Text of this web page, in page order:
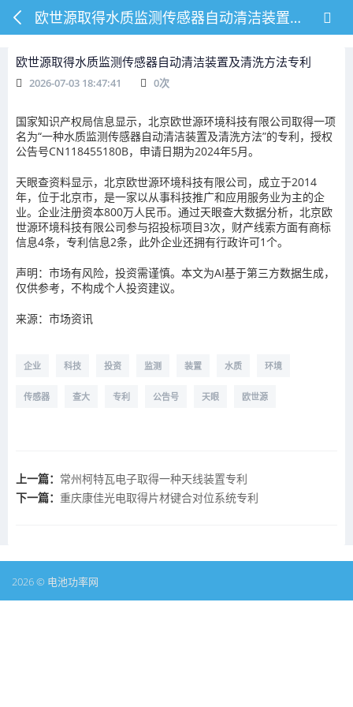
欧世源取得水质监测传感器自动清洁装置及清洗方法专利
欧世源取得水质监测传感器自动清洁装置及清洗方法专利
2026-07-03 18:47:41 0次
国家知识产权局信息显示，北京欧世源环境科技有限公司取得一项
名为“一种水质监测传感器自动清洁装置及清洗方法”的专利，授权
公告号CN118455180B，申请日期为2024年5月。
天眼查资料显示，北京欧世源环境科技有限公司，成立于2014
年，位于北京市，是一家以从事科技推广和应用服务业为主的企
业。企业注册资本800万人民币。通过天眼查大数据分析，北京欧
世源环境科技有限公司参与招投标项目3次，财产线索方面有商标
信息4条，专利信息2条，此外企业还拥有行政许可1个。
声明：市场有风险，投资需谨慎。本文为AI基于第三方数据生成，
仅供参考，不构成个人投资建议。
来源：市场资讯
企业 科技 投资 监测 装置 水质 环境
传感器 查大 专利 公告号 天眼 欧世源
上一篇： 常州柯特瓦电子取得一种天线装置专利
下一篇： 重庆康佳光电取得片材键合对位系统专利
2026 © 电池功率网